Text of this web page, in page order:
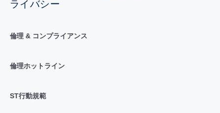
ライバシー
倫理 & コンプライアンス
倫理ホットライン
ST行動規範